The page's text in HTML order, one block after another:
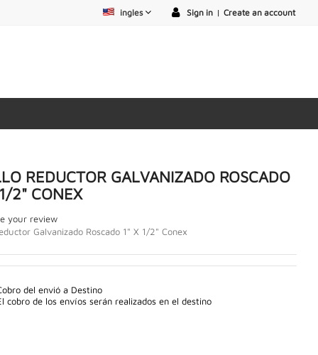
Sign in | Create an account
ingles
REDUCTOR GALVANIZADO ROSCADO
2" CONEX
your review
Galvanizado Roscado 1" X 1/2" Conex
del envió a Destino
cobro de los envíos serán realizados en el destino